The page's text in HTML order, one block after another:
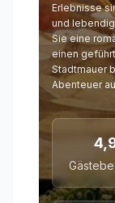
Erlebnisse
und
Sie eine
einen
Stadtmauer
Abenteuer